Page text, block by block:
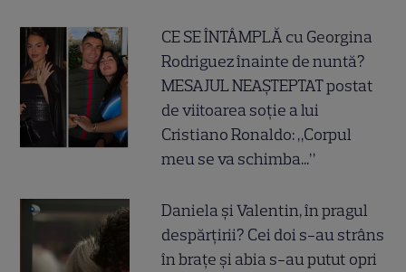
CE SE ÎNTÂMPLĂ cu Georgina
Rodriguez înainte de nuntă?
MESAJUL NEAȘTEPTAT postat
de viitoarea soție a lui
Cristiano Ronaldo: „Corpul
meu se va schimba...”
Daniela și Valentin, în pragul
despărțirii? Cei doi s-au strâns
în brațe și abia s-au putut opri